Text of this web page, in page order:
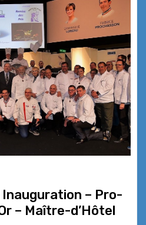
– Pro-
– Maître-d’Hôtel